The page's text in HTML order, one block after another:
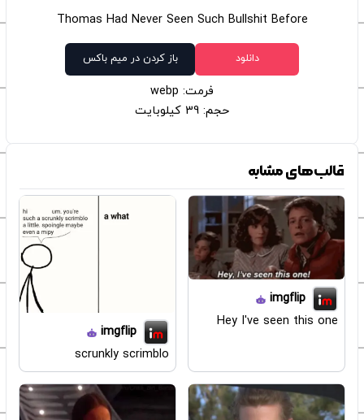
Thomas Had Never Seen Such Bullshit Before
دانلود باز کردن در میم باکس
فرمت: webp
حجم: 39 کیلوبایت
قالب‌های مشابه
imgflip
Hey I've seen this one
imgflip
scrunkly scrimblo